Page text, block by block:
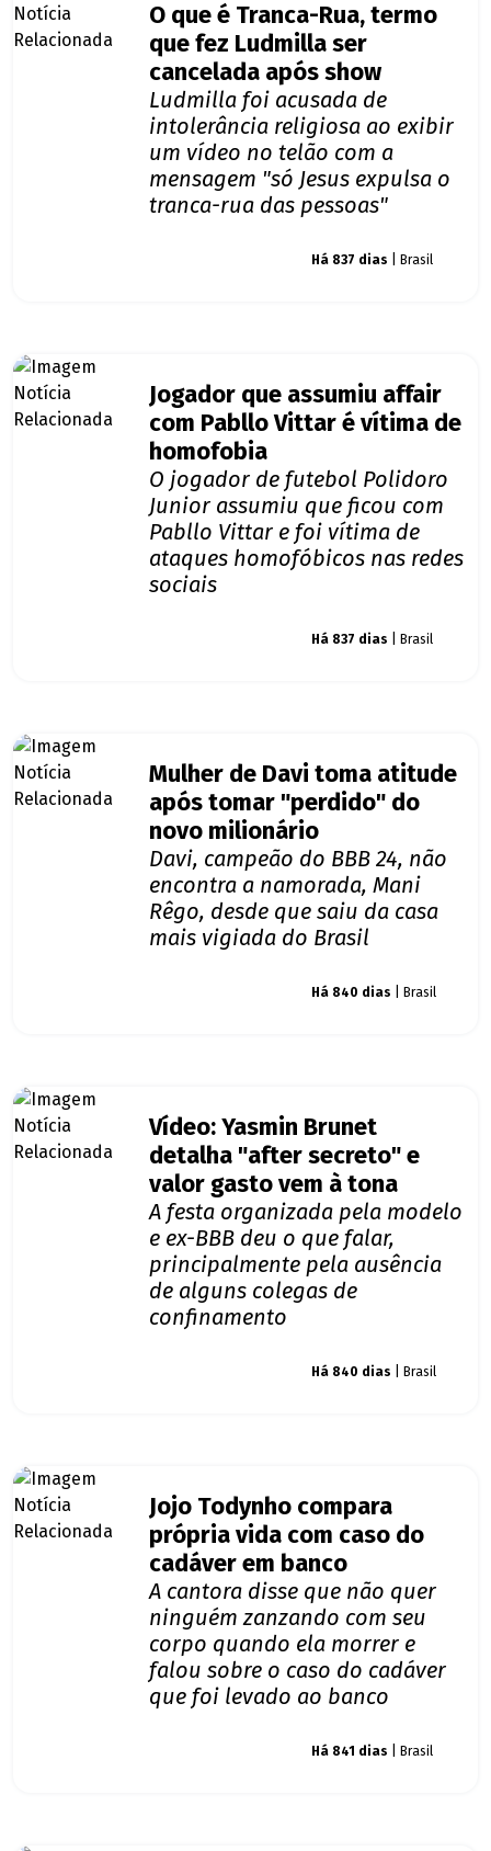
O que é Tranca-Rua, termo
que fez Ludmilla ser
cancelada após show
Ludmilla foi acusada de
intolerância religiosa ao exibir
um vídeo no telão com a
mensagem "só Jesus expulsa o
tranca-rua das pessoas"
Há 837 dias | Brasil
Jogador que assumiu affair
com Pabllo Vittar é vítima de
homofobia
O jogador de futebol Polidoro
Junior assumiu que ficou com
Pabllo Vittar e foi vítima de
ataques homofóbicos nas redes
sociais
Há 837 dias | Brasil
Mulher de Davi toma atitude
após tomar "perdido" do
novo milionário
Davi, campeão do BBB 24, não
encontra a namorada, Mani
Rêgo, desde que saiu da casa
mais vigiada do Brasil
Há 840 dias | Brasil
Vídeo: Yasmin Brunet
detalha "after secreto" e
valor gasto vem à tona
A festa organizada pela modelo
e ex-BBB deu o que falar,
principalmente pela ausência
de alguns colegas de
confinamento
Há 840 dias | Brasil
Jojo Todynho compara
própria vida com caso do
cadáver em banco
A cantora disse que não quer
ninguém zanzando com seu
corpo quando ela morrer e
falou sobre o caso do cadáver
que foi levado ao banco
Há 841 dias | Brasil